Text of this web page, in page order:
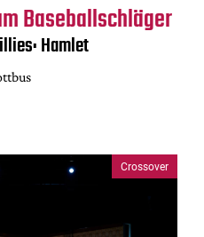
Baseballschläger
Hamlet
Crossover